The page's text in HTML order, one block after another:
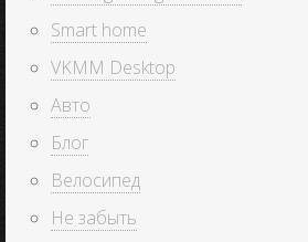
Smart home
VKMM Desktop
Авто
Блог
Велосипед
Не забыть